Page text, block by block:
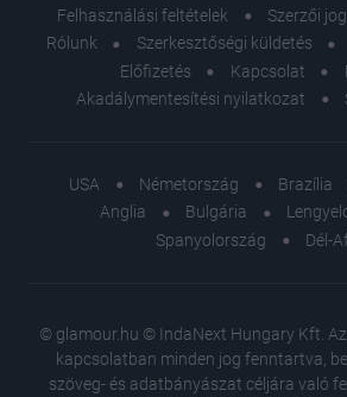
Felhasználási feltételek
Szerzői
Rólunk
Szerkesztőségi küldetés
Előfizetés
Kapcsolat
Akadálymentesítési nyilatkozat
USA Németország Brazília
Anglia
Bulgária
Spanyolország
Dél-
© glamour.hu © IndaNext Hungary Kft.
kapcsolatban minden jog fenntartva,
szöveg- és adatbányászat céljára való